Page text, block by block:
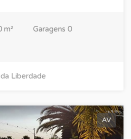
m² Garagens 0
Liberdade
AV